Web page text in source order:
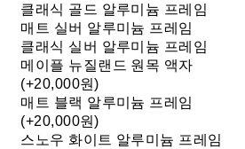
클래식 골드 알루미늄 프레임
매트 실버 알루미늄 프레임
클래식 실버 알루미늄 프레임
메이플 뉴질랜드 원목 액자
(+20,000원)
매트 블랙 알루미늄 프레임
(+20,000원)
스노우 화이트 알루미늄 프레임